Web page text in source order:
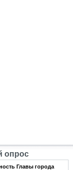
опрос
Главы города